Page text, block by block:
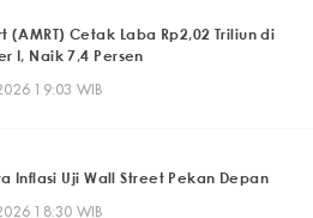
(AMRT) Cetak Laba Rp2,02 Triliun di
I, Naik 7,4 Persen
19:03 WIB
Inflasi Uji Wall Street Pekan Depan
18:30 WIB